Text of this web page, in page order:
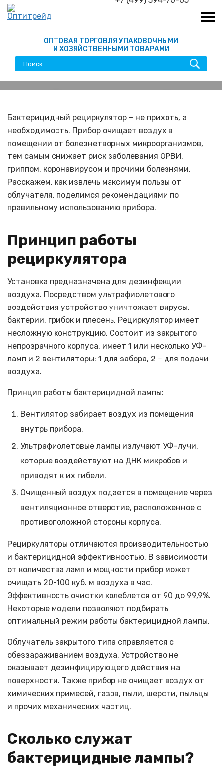
ОПТОВАЯ ТОРГОВЛЯ УПАКОВОЧНЫМИ
И ХОЗЯЙСТВЕННЫМИ ТОВАРАМИ
рециркулятор – чистая
польза от чистого воздуха
Бактерицидный рециркулятор – не прихоть, а
необходимость. Прибор очищает воздух в
помещении от болезнетворных микроорганизмов,
тем самым снижает риск заболевания ОРВИ,
гриппом, коронавирусом и прочими болезнями.
Расскажем, как извлечь максимум пользы от
облучателя, поделимся рекомендациями по
правильному использованию прибора.
Принцип работы
рециркулятора
Установка предназначена для дезинфекции
воздуха. Посредством ультрафиолетового
воздействия устройство уничтожает вирусы,
бактерии, грибок и плесень. Рециркулятор имеет
несложную конструкцию. Состоит из закрытого
непрозрачного корпуса, имеет 1 или несколько УФ-
ламп и 2 вентиляторы: 1 для забора, 2 – для подачи
воздуха.
Принцип работы бактерицидной лампы:
Вентилятор забирает воздух из помещения
внутрь прибора.
Ультрафиолетовые лампы излучают УФ-лучи,
которые воздействуют на ДНК микробов и
приводят к их гибели.
Очищенный воздух подается в помещение через
вентиляционное отверстие, расположенное с
противоположной стороны корпуса.
Рециркуляторы отличаются производительностью
и бактерицидной эффективностью. В зависимости
от количества ламп и мощности прибор может
очищать 20-100 куб. м воздуха в час.
Эффективность очистки колеблется от 90 до 99,9%.
Некоторые модели позволяют подбирать
оптимальный режим работы бактерицидной лампы.
Облучатель закрытого типа справляется с
обеззараживанием воздуха. Устройство не
оказывает дезинфицирующего действия на
поверхности. Также прибор не очищает воздух от
химических примесей, газов, пыли, шерсти, пыльцы
и прочих механических частиц.
Сколько служат
бактерицидные лампы?